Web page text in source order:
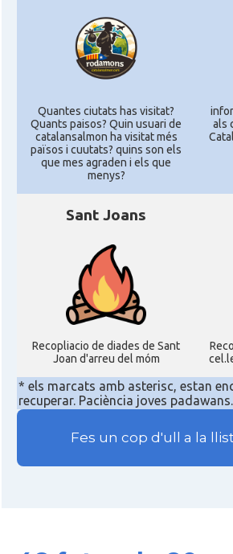
Quantes ciutats has visitat?
Quants paisos? Quin usuari de
catalansalmon ha visitat més
països i cuutats? quins son els
que mes agraden i els que
menys?
als
Sant Joans
Recopliacio de diades de Sant
Joan d'arreu del móm
* els marcats amb asterisc, estan
recuperar. Paciència joves
Fes un cop d'ull a la